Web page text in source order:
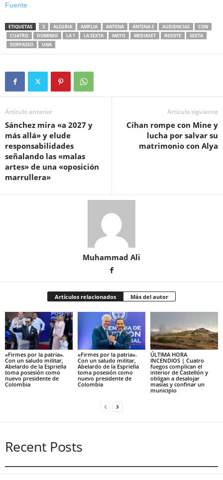
Fuente
ETIQUETAS 3 ALEGRIA AMPLIA ANTENA ANTENA 3 AUDIENCIAS
CON
CUATRO
DOMINIO LA 1 LA SEXTA MAYO MEDIASET RESISTE
SEXTA
SORPASSO
UNA
Artículo anterior
Sánchez mira «a 2027 y
más allá» y elude
responsabilidades
señalando las «malas
artes» de una «oposición
marrullera»
Artículo siguiente
Cihan rompe con Mine y
lucha por salvar su
matrimonio con Alya
Muhammad Ali
Artículos relacionados Más del autor
«Firmes por la patria».
Con un saludo militar,
Abelardo de la Espriella
toma posesión como
nuevo presidente de
Colombia
«Firmes por la patria».
Con un saludo militar,
Abelardo de la Espriella
toma posesión como
nuevo presidente de
Colombia
ÚLTIMA HORA
INCENDIOS | Cuatro
fuegos complican el
interior de Castellón y
obligan a desalojar
masías y confinar un
municipio
Recent Posts